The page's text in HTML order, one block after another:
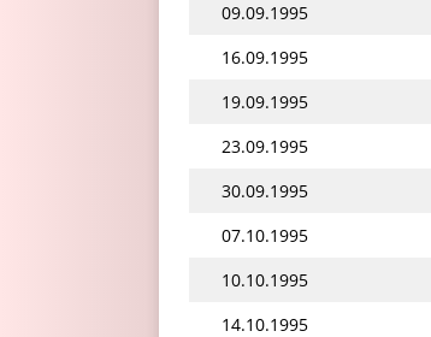
09.09.1995
16.09.1995
19.09.1995
23.09.1995
30.09.1995
07.10.1995
10.10.1995
14.10.1995